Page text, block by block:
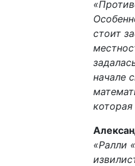
стоит
начале
«Ралли